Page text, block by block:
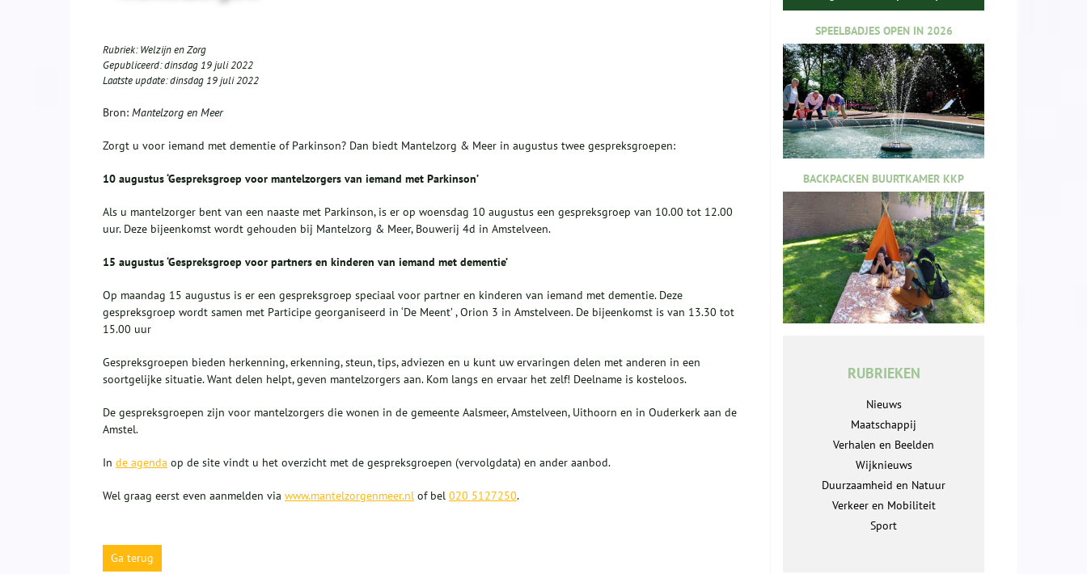
Rubriek:Welzijn en Zorg
Gepubliceerd:dinsdag 19 juli 2022
Laatste update:dinsdag 19 juli 2022
Bron: Mantelzorg en Meer
Zorgt u voor iemand met dementie of Parkinson? Dan biedt Mantelzorg & Meer in augustus twee gespreksgroepen:
10 augustus ‘Gespreksgroep voor mantelzorgers van iemand met Parkinson’
Als u mantelzorger bent van een naaste met Parkinson, is er op woensdag 10 augustus een gespreksgroep van 10.00 tot 12.00
uur. Deze bijeenkomst wordt gehouden bij Mantelzorg & Meer, Bouwerij 4d in Amstelveen.
15 augustus ‘Gespreksgroep voor partners en kinderen van iemand met dementie’
Op maandag 15 augustus is er een gespreksgroep speciaal voor partner en kinderen van iemand met dementie. Deze
gespreksgroep wordt samen met Participe georganiseerd in ‘De Meent’ , Orion 3 in Amstelveen. De bijeenkomst is van 13.30 tot
15.00 uur
Gespreksgroepen bieden herkenning, erkenning, steun, tips, adviezen en u kunt uw ervaringen delen met anderen in een
soortgelijke situatie. Want delen helpt, geven mantelzorgers aan. Kom langs en ervaar het zelf! Deelname is kosteloos.
De gespreksgroepen zijn voor mantelzorgers die wonen in de gemeente Aalsmeer, Amstelveen, Uithoorn en in Ouderkerk aan de
Amstel.
In de agenda op de site vindt u het overzicht met de gespreksgroepen (vervolgdata) en ander aanbod.
Wel graag eerst even aanmelden via www.mantelzorgenmeer.nl of bel 020 5127250.
Ga terug
SPEELBADJES OPEN IN 2026
BACKPACKEN BUURTKAMER KKP
RUBRIEKEN
Nieuws
Maatschappij
Verhalen en Beelden
Wijknieuws
Duurzaamheid en Natuur
Verkeer en Mobiliteit
Sport